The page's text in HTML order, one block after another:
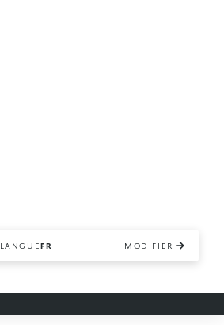
LANGUEFR MODIFIER